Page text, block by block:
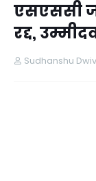
एसएससी
रद्द,
Sudhanshu